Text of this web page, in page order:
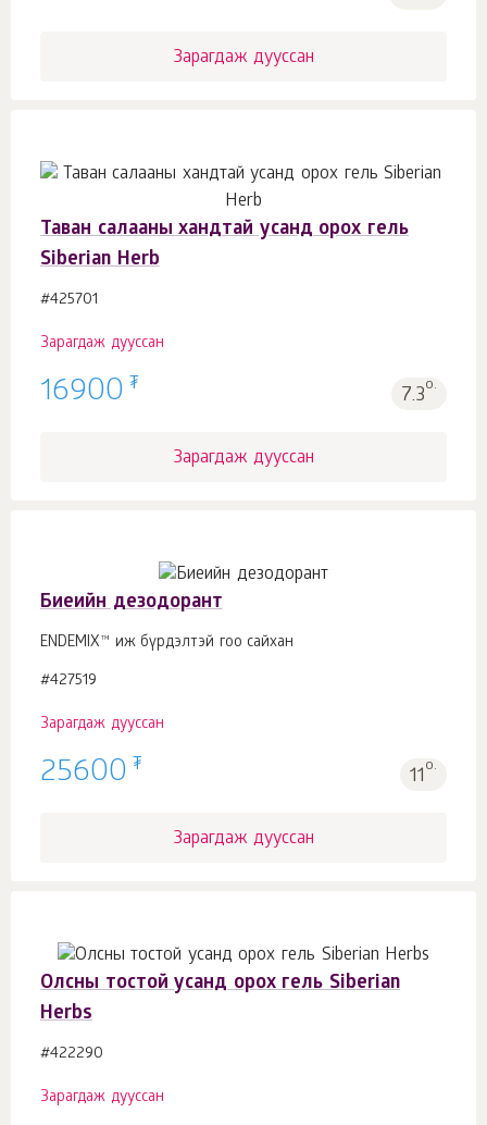
Зарагдаж дууссан
Таван салааны хандтай усанд орох гель
Siberian Herb
#425701
Зарагдаж дууссан
16900 ₮ 7.3о.
Зарагдаж дууссан
Биеийн дезодорант
ENDEMIX™ иж бүрдэлтэй гоо сайхан
#427519
Зарагдаж дууссан
25600 ₮ 11о.
Зарагдаж дууссан
Олсны тостой усанд орох гель Siberian
Herbs
#422290
Зарагдаж дууссан